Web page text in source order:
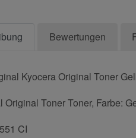
Bewertungen
Kyocera Original Toner
Original Toner Toner, Farbe:
CI